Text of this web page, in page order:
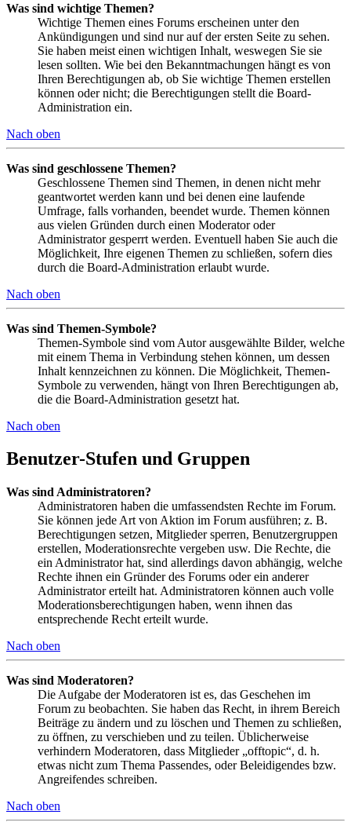
Was sind wichtige Themen?
Wichtige Themen eines Forums erscheinen unter den
Ankündigungen und sind nur auf der ersten Seite zu sehen.
Sie haben meist einen wichtigen Inhalt, weswegen Sie sie
lesen sollten. Wie bei den Bekanntmachungen hängt es von
Ihren Berechtigungen ab, ob Sie wichtige Themen erstellen
können oder nicht; die Berechtigungen stellt die Board-
Administration ein.
Nach oben
Was sind geschlossene Themen?
Geschlossene Themen sind Themen, in denen nicht mehr
geantwortet werden kann und bei denen eine laufende
Umfrage, falls vorhanden, beendet wurde. Themen können
aus vielen Gründen durch einen Moderator oder
Administrator gesperrt werden. Eventuell haben Sie auch die
Möglichkeit, Ihre eigenen Themen zu schließen, sofern dies
durch die Board-Administration erlaubt wurde.
Nach oben
Was sind Themen-Symbole?
Themen-Symbole sind vom Autor ausgewählte Bilder, welche
mit einem Thema in Verbindung stehen können, um dessen
Inhalt kennzeichnen zu können. Die Möglichkeit, Themen-
Symbole zu verwenden, hängt von Ihren Berechtigungen ab,
die die Board-Administration gesetzt hat.
Nach oben
Benutzer-Stufen und Gruppen
Was sind Administratoren?
Administratoren haben die umfassendsten Rechte im Forum.
Sie können jede Art von Aktion im Forum ausführen; z. B.
Berechtigungen setzen, Mitglieder sperren, Benutzergruppen
erstellen, Moderationsrechte vergeben usw. Die Rechte, die
ein Administrator hat, sind allerdings davon abhängig, welche
Rechte ihnen ein Gründer des Forums oder ein anderer
Administrator erteilt hat. Administratoren können auch volle
Moderationsberechtigungen haben, wenn ihnen das
entsprechende Recht erteilt wurde.
Nach oben
Was sind Moderatoren?
Die Aufgabe der Moderatoren ist es, das Geschehen im
Forum zu beobachten. Sie haben das Recht, in ihrem Bereich
Beiträge zu ändern und zu löschen und Themen zu schließen,
zu öffnen, zu verschieben und zu teilen. Üblicherweise
verhindern Moderatoren, dass Mitglieder „offtopic“, d. h.
etwas nicht zum Thema Passendes, oder Beleidigendes bzw.
Angreifendes schreiben.
Nach oben